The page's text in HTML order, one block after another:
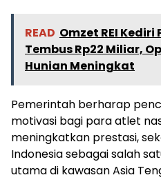
READ Omzet REI Kediri
Tembus Rp22 Miliar,
Hunian Meningkat
Pemerintah berharap
motivasi bagi para atlet
meningkatkan prestasi,
Indonesia sebagai salah
utama di kawasan Asia